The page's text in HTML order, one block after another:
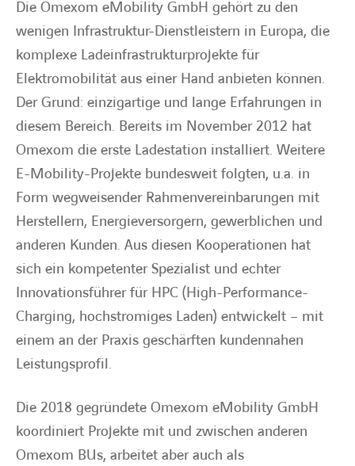
BARRIEREFREIHEIT
Die Omexom eMobility GmbH gehört zu den
wenigen Infrastruktur-Dienstleistern in Europa, die
komplexe Ladeinfrastrukturprojekte für
Elektromobilität aus einer Hand anbieten können.
Der Grund: einzigartige und lange Erfahrungen in
diesem Bereich. Bereits im November 2012 hat
Omexom die erste Ladestation installiert. Weitere
E-Mobility-Projekte bundesweit folgten, u.a. in
Form wegweisender Rahmenvereinbarungen mit
Herstellern, Energieversorgern, gewerblichen und
anderen Kunden. Aus diesen Kooperationen hat
sich ein kompetenter Spezialist und echter
Innovationsführer für HPC (High-Performance-
Charging, hochstromiges Laden) entwickelt – mit
einem an der Praxis geschärften kundennahen
Leistungsprofil.
Die 2018 gegründete Omexom eMobility GmbH
koordiniert Projekte mit und zwischen anderen
Omexom BUs, arbeitet aber auch als